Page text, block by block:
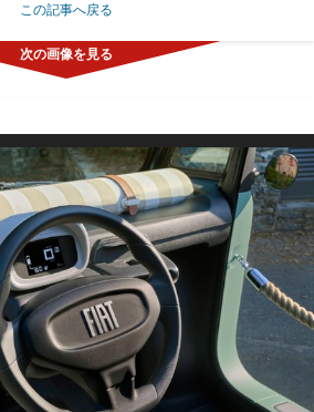
この記事へ戻る